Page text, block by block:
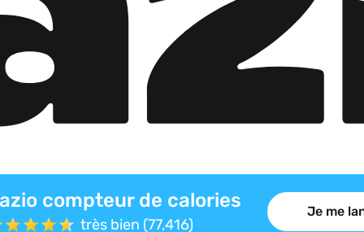
compteur de calories
très bien (77,416)
Je me